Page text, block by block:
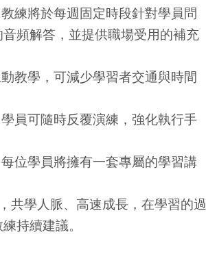
練將於每週固定時段針對學員問
頻解答，並提供職場受用的補充
教學，可減少學習者交通與時間
員可隨時反覆演練，強化執行手
位學員將擁有一套專屬的學習講
共學人脈、高速成長，在學習的過
持續建議。